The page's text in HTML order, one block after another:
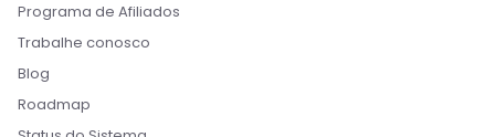
Programa de Afiliados
Trabalhe conosco
Blog
Roadmap